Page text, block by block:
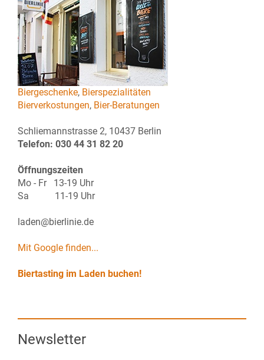
Biergeschenke, Bierspezialitäten
Bierverkostungen, Bier-Beratungen
Schliemannstrasse 2, 10437 Berlin
Telefon: 030 44 31 82 20
Öffnungszeiten
Mo - Fr 13-19 Uhr
Sa 11-19 Uhr
laden@bierlinie.de
Mit Google finden...
Biertasting im Laden buchen!
Newsletter